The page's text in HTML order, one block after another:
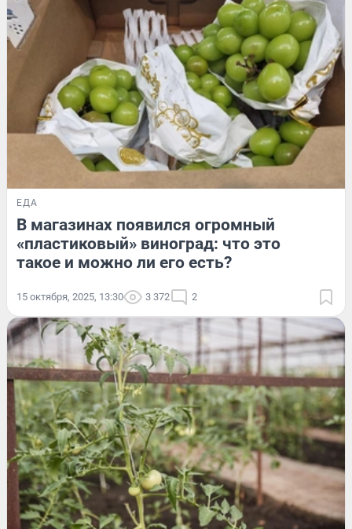
ЕДА
В магазинах появился огромный
«пластиковый» виноград: что это
такое и можно ли его есть?
15 октября, 2025, 13:30 3 372 2